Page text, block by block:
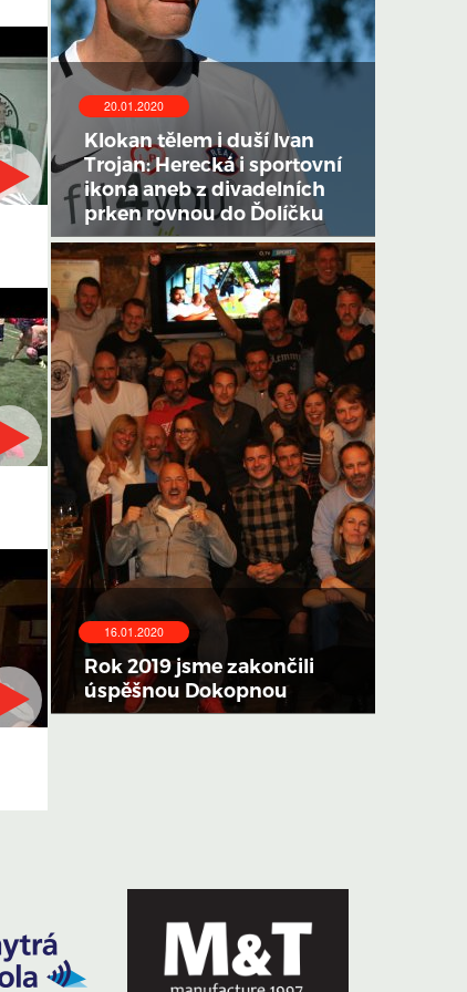
20.01.2020
Klokan tělem i duší Ivan
Trojan: Herecká i sportovní
ikona aneb z divadelních
prken rovnou do Ďolíčku
16.01.2020
Rok 2019 jsme zakončili
úspěšnou Dokopnou